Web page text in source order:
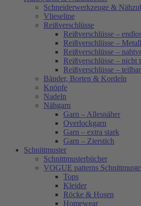
Schneiderwerkzeuge &
Vlieseline
Reißverschlüsse
Reißverschlüsse –
Reißverschlüsse –
Reißverschlüsse –
Reißverschlüsse – nicht
Reißverschlüsse – teilbar
Bänder, Borten & Kordeln
Knöpfe
Nadeln
Nähgarn
Garn – Allesnäher
Overlockgarn
Garn – extra stark
Garn – Zierstich
Schnittmuster
Schnittmusterbücher
VOGUE patterns
Tops
Kleider
Röcke & Hosen
Homewear